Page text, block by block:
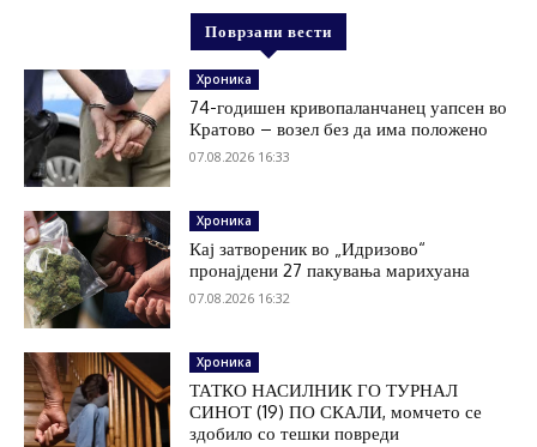
Поврзани вести
Хроника
74-годишен кривопаланчанец уапсен во
Кратово – возел без да има положено
07.08.2026 16:33
Хроника
Кај затвореник во „Идризово“
пронајдени 27 пакувања марихуана
07.08.2026 16:32
Хроника
ТАТКО НАСИЛНИК ГО ТУРНАЛ
СИНОТ (19) ПО СКАЛИ, момчето се
здобило со тешки повреди